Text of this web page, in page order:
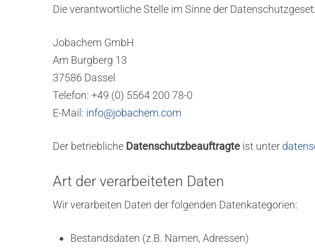
Die verantwortliche Stelle im Sinne der
Jobachem GmbH
Am Burgberg 13
37586 Dassel
Telefon: +49 (0) 5564 200 78-0
E-Mail: info@jobachem.com
Der betriebliche Datenschutzbeauftragte ist unter
Art der verarbeiteten Daten
Wir verarbeiten Daten der folgenden Datenkategorien:
Bestandsdaten (z.B. Namen, Adressen)